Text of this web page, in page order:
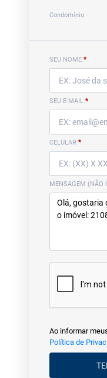
Condomínio
SEU NOME *
SEU E-MAIL *
CELULAR *
MENSAGEM (NÃO
Ao informar
Política de